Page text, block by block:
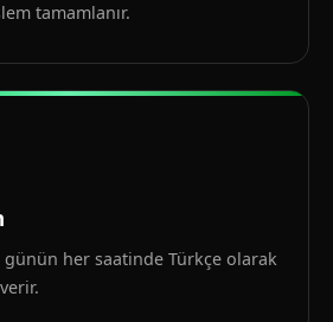
tamamlanır.
günün her saatinde Türkçe olarak